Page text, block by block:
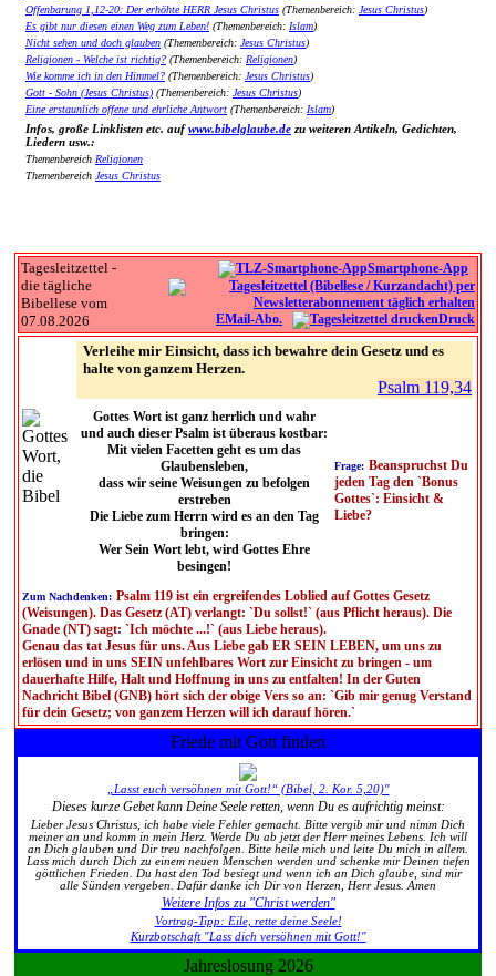
Offenbarung 1,12-20: Der erhöhte HERR Jesus Christus (Themenbereich: Jesus Christus)
Es gibt nur diesen einen Weg zum Leben! (Themenbereich: Islam)
Nicht sehen und doch glauben (Themenbereich: Jesus Christus)
Religionen - Welche ist richtig? (Themenbereich: Religionen)
Wie komme ich in den Himmel? (Themenbereich: Jesus Christus)
Gott - Sohn (Jesus Christus) (Themenbereich: Jesus Christus)
Eine erstaunlich offene und ehrliche Antwort (Themenbereich: Islam)
Infos, große Linklisten etc. aufwww.bibelglaube.de zu weiteren Artikeln, Gedichten,
Liedern usw.:
Themenbereich Religionen
Themenbereich Jesus Christus
Tagesleitzettel -
die tägliche
Bibellese vom
07.08.2026
Smartphone-App
EMail-Abo. Druck
Verleihe mir Einsicht, dass ich bewahre dein Gesetz und es
halte von ganzem Herzen.
Psalm 119,34
Gottes Wort ist ganz herrlich und wahr
und auch dieser Psalm ist überaus kostbar:
Mit vielen Facetten geht es um das
Glaubensleben,
dass wir seine Weisungen zu befolgen
erstreben
Die Liebe zum Herrn wird es an den Tag
bringen:
Wer Sein Wort lebt, wird Gottes Ehre
besingen!
Frage: Beanspruchst Du
jeden Tag den `Bonus
Gottes`: Einsicht &
Liebe?
Zum Nachdenken: Psalm 119 ist ein ergreifendes Loblied auf Gottes Gesetz
(Weisungen). Das Gesetz (AT) verlangt: `Du sollst!` (aus Pflicht heraus). Die
Gnade (NT) sagt: `Ich möchte ...!` (aus Liebe heraus).
Genau das tat Jesus für uns. Aus Liebe gab ER SEIN LEBEN, um uns zu
erlösen und in uns SEIN unfehlbares Wort zur Einsicht zu bringen - um
dauerhafte Hilfe, Halt und Hoffnung in uns zu entfalten! In der Guten
Nachricht Bibel (GNB) hört sich der obige Vers so an: `Gib mir genug Verstand
für dein Gesetz; von ganzem Herzen will ich darauf hören.`
Friede mit Gott finden
„Lasst euch versöhnen mit Gott!“ (Bibel, 2. Kor. 5,20)"
Dieses kurze Gebet kann Deine Seele retten, wenn Du es aufrichtig meinst:
Lieber Jesus Christus, ich habe viele Fehler gemacht. Bitte vergib mir und nimm Dich
meiner an und komm in mein Herz. Werde Du ab jetzt der Herr meines Lebens. Ich will
an Dich glauben und Dir treu nachfolgen. Bitte heile mich und leite Du mich in allem.
Lass mich durch Dich zu einem neuen Menschen werden und schenke mir Deinen tiefen
göttlichen Frieden. Du hast den Tod besiegt und wenn ich an Dich glaube, sind mir
alle Sünden vergeben. Dafür danke ich Dir von Herzen, Herr Jesus. Amen
Weitere Infos zu "Christ werden"
Vortrag-Tipp: Eile, rette deine Seele!
Kurzbotschaft "Lass dich versöhnen mit Gott!"
Jahreslosung 2026